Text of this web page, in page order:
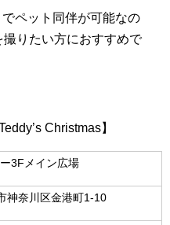
ペット同伴が可能なの
りたい方におすすめで
Christmas】
3Fメイン広場
神奈川区金港町1-10